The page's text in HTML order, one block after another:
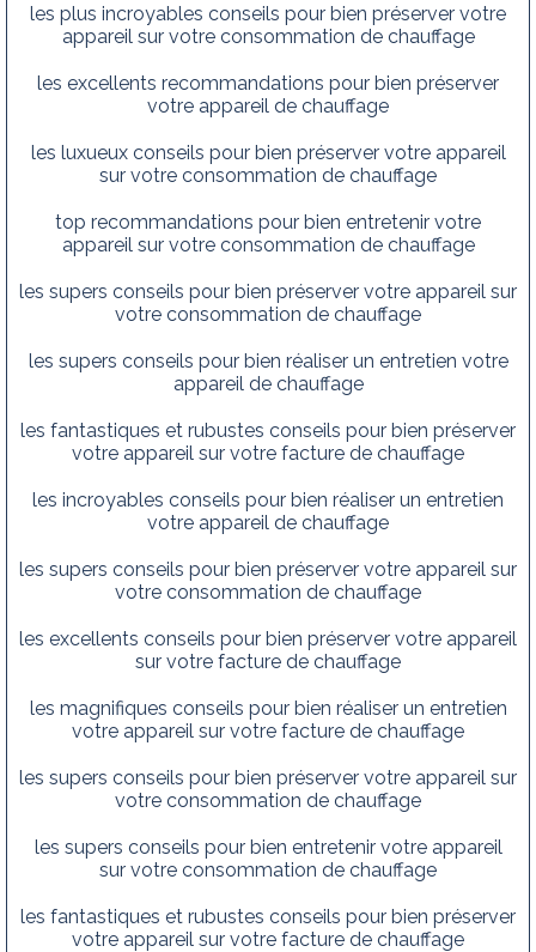
les plus incroyables conseils pour bien préserver votre
appareil sur votre consommation de chauffage
les excellents recommandations pour bien préserver
votre appareil de chauffage
les luxueux conseils pour bien préserver votre appareil
sur votre consommation de chauffage
top recommandations pour bien entretenir votre
appareil sur votre consommation de chauffage
les supers conseils pour bien préserver votre appareil sur
votre consommation de chauffage
les supers conseils pour bien réaliser un entretien votre
appareil de chauffage
les fantastiques et rubustes conseils pour bien préserver
votre appareil sur votre facture de chauffage
les incroyables conseils pour bien réaliser un entretien
votre appareil de chauffage
les supers conseils pour bien préserver votre appareil sur
votre consommation de chauffage
les excellents conseils pour bien préserver votre appareil
sur votre facture de chauffage
les magnifiques conseils pour bien réaliser un entretien
votre appareil sur votre facture de chauffage
les supers conseils pour bien préserver votre appareil sur
votre consommation de chauffage
les supers conseils pour bien entretenir votre appareil
sur votre consommation de chauffage
les fantastiques et rubustes conseils pour bien préserver
votre appareil sur votre facture de chauffage